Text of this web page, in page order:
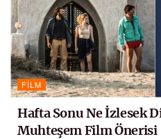
FILM
Hafta Sonu Ne İzlesek
Muhteşem Film Önerisi